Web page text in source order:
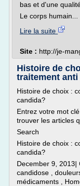
bas et d'une
Le corps humain...
Lire la suite
Site : http://je-
Histoire de
traitement anti
Histoire de choix :
candida?
Entrez votre mot
trouver les articles
Search
Histoire de choix :
candida?
December 9, 2013|
candidose ,
médicaments ,